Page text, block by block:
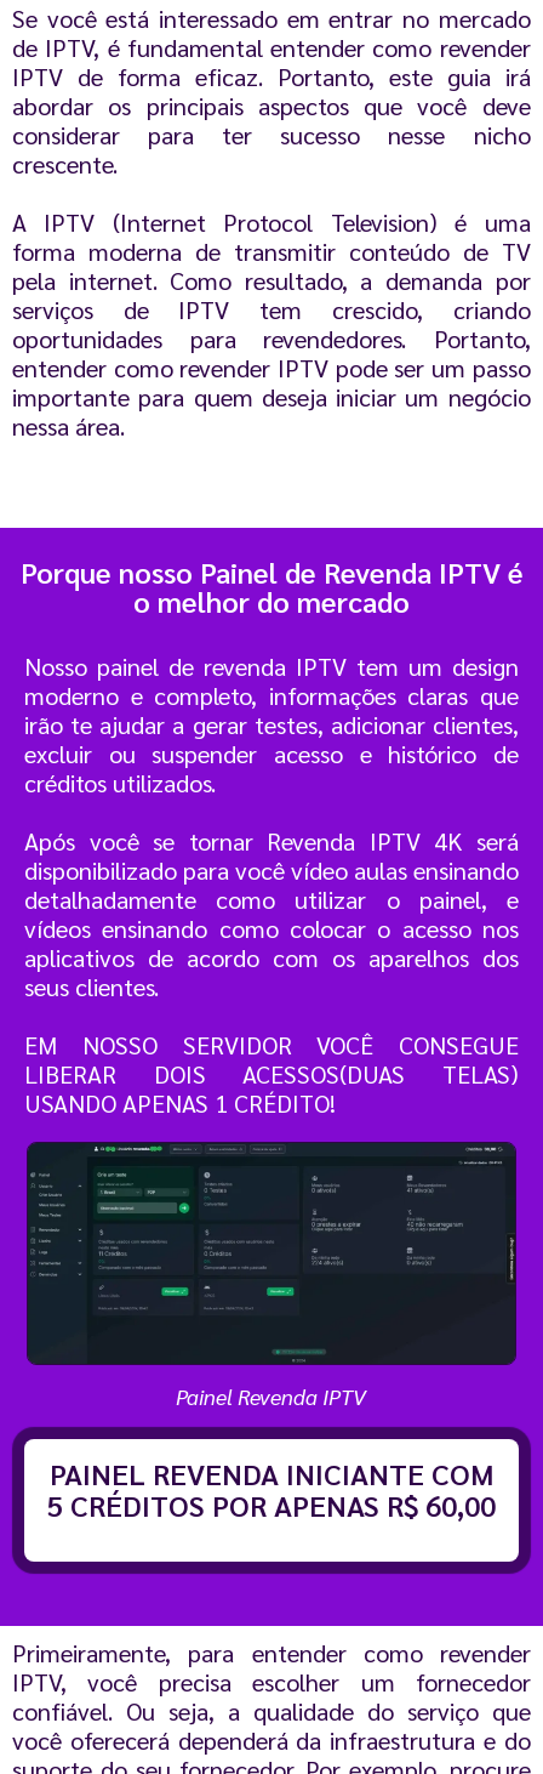
Se você está interessado em entrar no mercado
de IPTV, é fundamental entender como revender
IPTV de forma eficaz. Portanto, este guia irá
abordar os principais aspectos que você deve
considerar para ter sucesso nesse nicho
crescente.
A IPTV (Internet Protocol Television) é uma
forma moderna de transmitir conteúdo de TV
pela internet. Como resultado, a demanda por
serviços de IPTV tem crescido, criando
oportunidades para revendedores. Portanto,
entender como revender IPTV pode ser um passo
importante para quem deseja iniciar um negócio
nessa área.
Porque nosso Painel de Revenda IPTV é
o melhor do mercado
Nosso painel de revenda IPTV tem um design
moderno e completo, informações claras que
irão te ajudar a gerar testes, adicionar clientes,
excluir ou suspender acesso e histórico de
créditos utilizados.
Após você se tornar Revenda IPTV 4K será
disponibilizado para você vídeo aulas ensinando
detalhadamente como utilizar o painel, e
vídeos ensinando como colocar o acesso nos
aplicativos de acordo com os aparelhos dos
seus clientes.
EM NOSSO SERVIDOR VOCÊ CONSEGUE
LIBERAR DOIS ACESSOS(DUAS TELAS)
USANDO APENAS 1 CRÉDITO!
Painel Revenda IPTV
PAINEL REVENDA INICIANTE COM
5 CRÉDITOS POR APENAS R$ 60,00
Primeiramente, para entender como revender
IPTV, você precisa escolher um fornecedor
confiável. Ou seja, a qualidade do serviço que
você oferecerá dependerá da infraestrutura e do